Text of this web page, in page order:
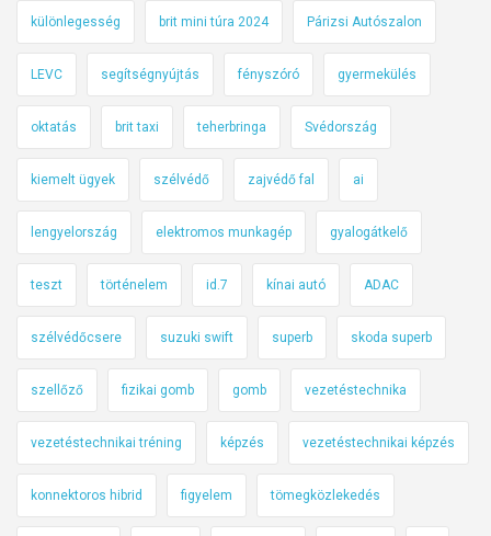
különlegesség brit mini túra 2024 Párizsi Autószalon
LEVC segítségnyújtás fényszóró gyermekülés
oktatás brit taxi teherbringa Svédország
kiemelt ügyek szélvédő zajvédő fal ai
lengyelország elektromos munkagép gyalogátkelő
teszt történelem id.7 kínai autó ADAC
szélvédőcsere suzuki swift superb skoda superb
szellőző fizikai gomb gomb vezetéstechnika
vezetéstechnikai tréning képzés vezetéstechnikai képzés
konnektoros hibrid figyelem tömegközlekedés